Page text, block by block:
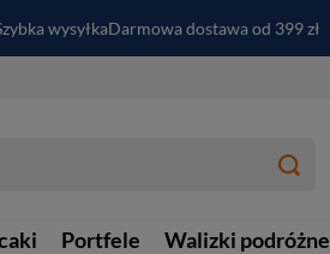
wysyłkaDarmowa dostawa od 399 zł
Portfele Walizki podróżne